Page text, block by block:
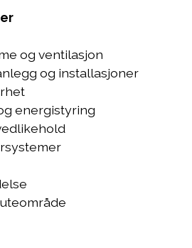
og ventilasjon
og installasjoner
energistyring